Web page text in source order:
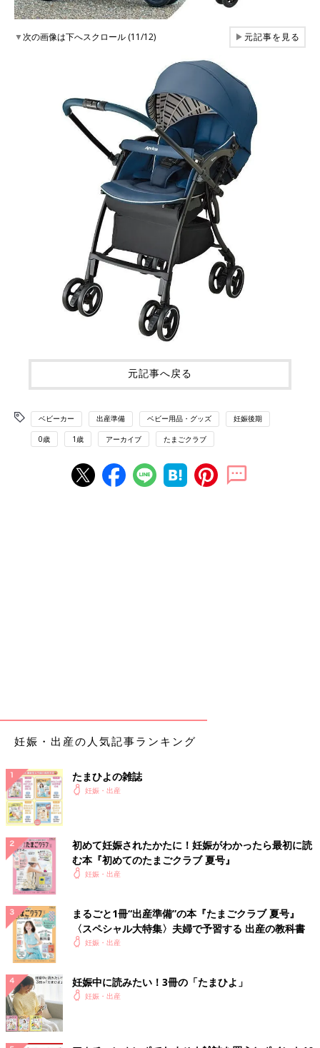
▼次の画像は下へスクロール (11/12) ▶元記事を見る
元記事へ戻る
ベビーカー 出産準備 ベビー用品・グッズ 妊娠後期
0歳 1歳 アーカイブ たまごクラブ
妊娠・出産の人気記事ランキング
たまひよの雑誌
妊娠・出産
初めて妊娠されたかたに！妊娠がわかったら最初に読
む本『初めてのたまごクラブ 夏号』
妊娠・出産
まるごと1冊“出産準備”の本『たまごクラブ 夏号』
〈スペシャル大特集〉夫婦で予習する 出産の教科書
妊娠・出産
妊娠中に読みたい！3冊の「たまひよ」
妊娠・出産